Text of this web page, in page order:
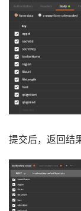
提交后，返回结